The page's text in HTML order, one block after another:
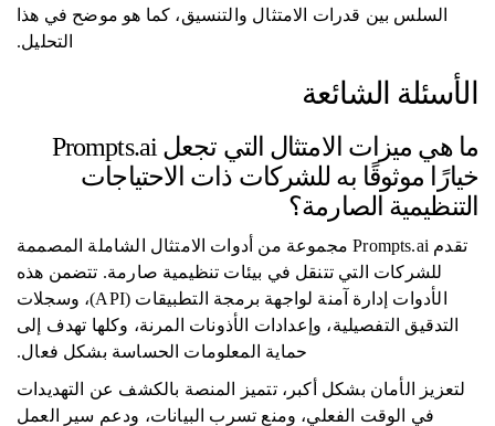
السلس بين قدرات الامتثال والتنسيق، كما هو موضح في هذا
التحليل.
الأسئلة الشائعة
ما هي ميزات الامتثال التي تجعل Prompts.ai
خيارًا موثوقًا به للشركات ذات الاحتياجات
التنظيمية الصارمة؟
تقدم Prompts.ai مجموعة من أدوات الامتثال الشاملة المصممة
للشركات التي تتنقل في بيئات تنظيمية صارمة. تتضمن هذه
الأدوات إدارة آمنة لواجهة برمجة التطبيقات (API)، وسجلات
التدقيق التفصيلية، وإعدادات الأذونات المرنة، وكلها تهدف إلى
حماية المعلومات الحساسة بشكل فعال.
لتعزيز الأمان بشكل أكبر، تتميز المنصة بالكشف عن التهديدات
في الوقت الفعلي، ومنع تسرب البيانات، ودعم سير العمل